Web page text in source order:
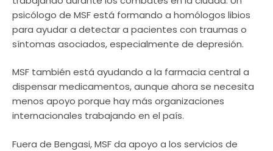
psicólogo de MSF está formando a homólogos libios
para ayudar a detectar a pacientes con traumas o
síntomas asociados, especialmente de depresión.
MSF también está ayudando a la farmacia central a
dispensar medicamentos, aunque ahora se necesita
menos apoyo porque hay más organizaciones
internacionales trabajando en el país.
Fuera de Bengasi, MSF da apoyo a los servicios de